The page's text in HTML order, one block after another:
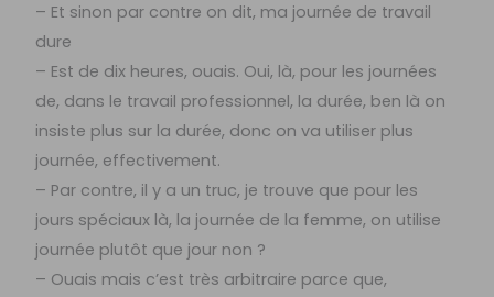
– Et sinon par contre on dit, ma journée de travail
dure
– Est de dix heures, ouais. Oui, là, pour les journées
de, dans le travail professionnel, la durée, ben là on
insiste plus sur la durée, donc on va utiliser plus
journée, effectivement.
– Par contre, il y a un truc, je trouve que pour les
jours spéciaux là, la journée de la femme, on utilise
journée plutôt que jour non ?
– Ouais mais c’est très arbitraire parce que,